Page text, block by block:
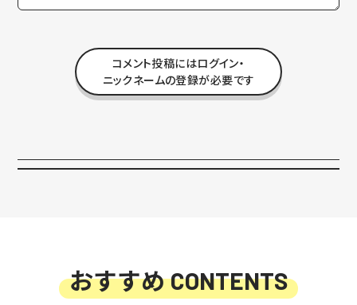
コメント投稿にはログイン・
ニックネームの登録が必要です
おすすめCONTENTS